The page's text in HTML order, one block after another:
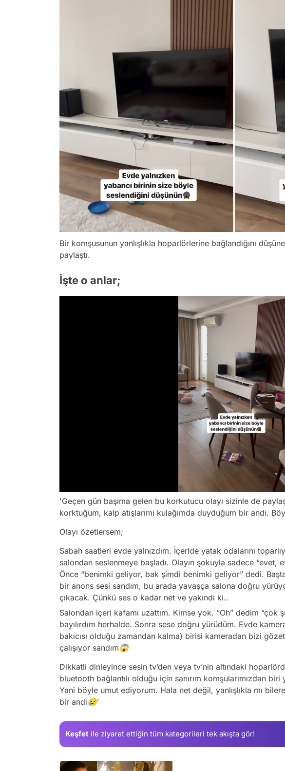
Bir komşusunun yanlışlıkla hoparlörlerine bağlandığını
paylaştı.
İşte o anlar;
'Geçen gün başıma gelen bu korkutucu olayı sizinle de
korktuğum, kalp atışlarımı kulağımda duyduğum bir andı.
Olayı özetlersem;
Sabah saatleri evde yalnızdım. İçeride yatak odalarını
salondan seslenmeye başladı. Olayın şokuyla sadece
Önce “benimki geliyor, bak şimdi benimki geliyor” dedi.
bir anons sesi sandım, bu arada yavaşça salona doğru
çıkacak. Çünkü ses o kadar net ve yakındı ki..
Salondan içeri kafamı uzattım. Kimse yok. “Oh” dedim “çok
bayılırdım herhalde. Sonra sese doğru yürüdüm. Evde
bakıcısı olduğu zamandan kalma) birisi kameradan bizi
çalışıyor sandım😱
Dikkatli dinleyince sesin tv’den veya tv’nin altındaki
bluetooth bağlantılı olduğu için sanırım komşularımızdan biri
Yani böyle umut ediyorum. Hala net değil, yanlışlıkla mı
bir andı😢'
Keşfet ile ziyaret ettiğin tüm kategorileri tek akışta gör!